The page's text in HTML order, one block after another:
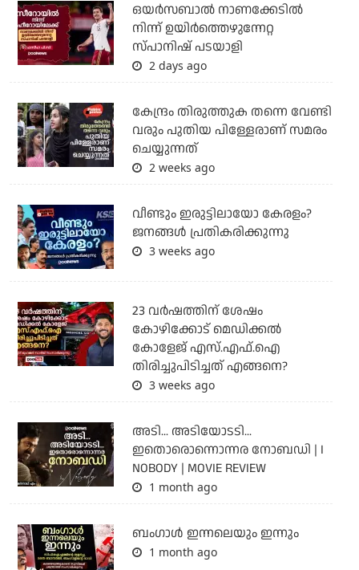
ഒയര്‍സബാൽ നാണക്കേടിൽ
നിന്ന് ഉയിർത്തെഴുന്നേറ്റ
സ്പാനിഷ് പടയാളി
2 days ago
കേന്ദ്രം തിരുത്തുക തന്നെ വേണ്ടി
വരും പുതിയ പിള്ളേരാണ് സമരം
ചെയ്യുന്നത്
2 weeks ago
വീണ്ടും ഇരുട്ടിലായോ കേരളം?
ജനങ്ങൾ പ്രതികരിക്കുന്നു
3 weeks ago
23 വർഷത്തിന് ശേഷം
കോഴിക്കോട് മെഡിക്കൽ
കോളേജ് എസ്.എഫ്.ഐ
തിരിച്ചുപിടിച്ചത് എങ്ങനെ?
3 weeks ago
അടി... അടിയോടടി...
ഇതൊരൊന്നൊന്നര നോബഡി | I
NOBODY | MOVIE REVIEW
1 month ago
ബംഗാള്‍ ഇന്നലെയും ഇന്നും
1 month ago